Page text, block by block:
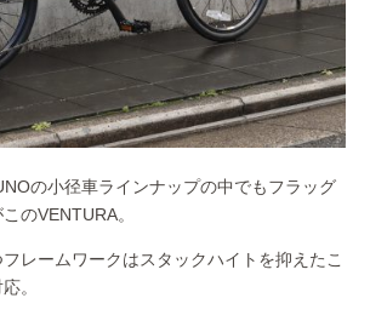
の小径車ラインナップの中でもフラッグ
のVENTURA。
レームワークはスタックハイトを抑えたこ
。